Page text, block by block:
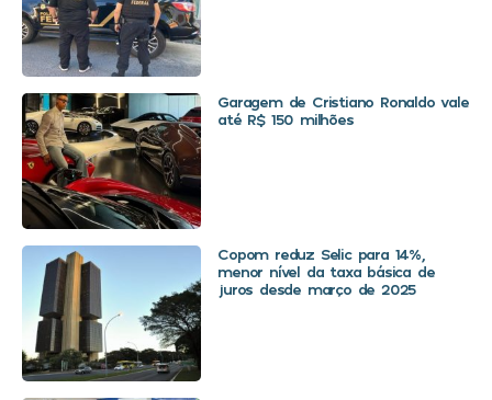
Garagem de Cristiano Ronaldo vale
até R$ 150 milhões
Copom reduz Selic para 14%,
menor nível da taxa básica de
juros desde março de 2025